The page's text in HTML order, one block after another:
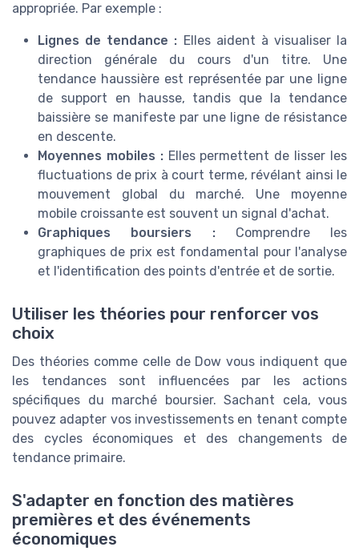
appropriée. Par exemple :
Lignes de tendance : Elles aident à visualiser la
direction générale du cours d'un titre. Une
tendance haussière est représentée par une ligne
de support en hausse, tandis que la tendance
baissière se manifeste par une ligne de résistance
en descente.
Moyennes mobiles :Elles permettent de lisser les
fluctuations de prix à court terme, révélant ainsi le
mouvement global du marché. Une moyenne
mobile croissante est souvent un signal d'achat.
Graphiques boursiers :Comprendre les
graphiques de prix est fondamental pour l'analyse
et l'identification des points d'entrée et de sortie.
Utiliser les théories pour renforcer vos
choix
Des théories comme celle de Dow vous indiquent que
les tendances sont influencées par les actions
spécifiques du marché boursier. Sachant cela, vous
pouvez adapter vos investissements en tenant compte
des cycles économiques et des changements de
tendance primaire.
S'adapter en fonction des matières
premières et des événements
économiques